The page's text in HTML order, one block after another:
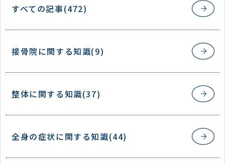
すべての記事(472)
接骨院に関する知識(9)
整体に関する知識(37)
全身の症状に関する知識(44)